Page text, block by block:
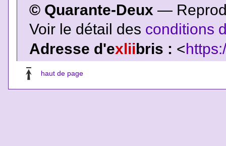
© Quarante-Deux —
Voir le détail des conditions
Adresse d'exlii bris : <
haut de page